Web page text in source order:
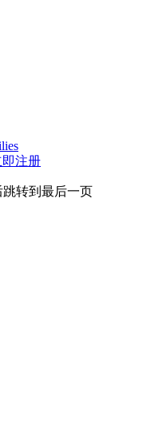
即注册
跳转到最后一页